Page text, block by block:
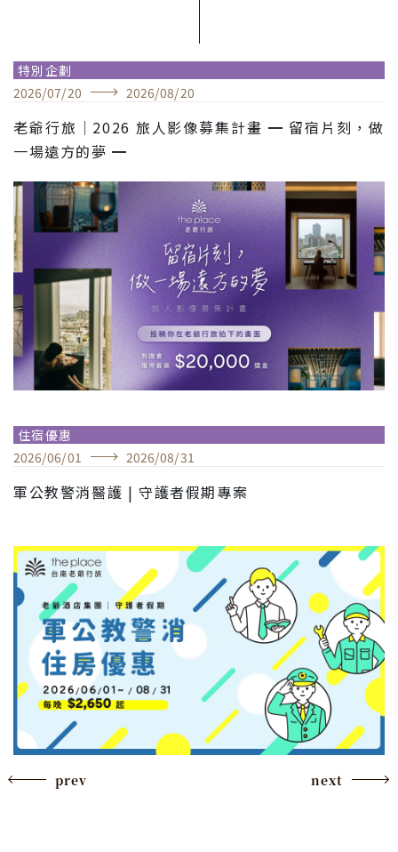
特別企劃
2026/07/20 2026/08/20
老爺行旅｜2026 旅人影像募集計畫 ━ 留宿片刻，做
一場遠方的夢 ━
住宿優惠
2026/06/01 2026/08/31
軍公教警消醫護 | 守護者假期專案
prev next